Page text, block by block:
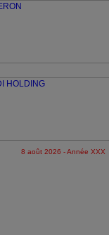
8 août 2026 - Année XXX